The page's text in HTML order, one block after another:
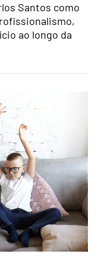
Santos como
ao longo da